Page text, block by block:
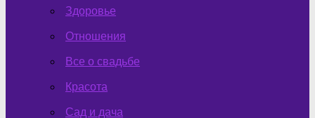
Здоровье
Отношения
Все о свадьбе
Красота
Сад и дача